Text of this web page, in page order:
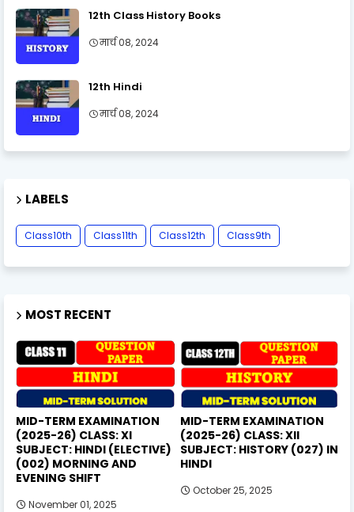
12th Class History Books
मार्च 08, 2024
12th Hindi
मार्च 08, 2024
LABELS
Class10th Class11th Class12th Class9th
MOST RECENT
MID-TERM EXAMINATION
(2025-26) CLASS: XI
SUBJECT: HINDI (ELECTIVE)
(002) MORNING AND
EVENING SHIFT
November 01, 2025
MID-TERM EXAMINATION
(2025-26) CLASS: XII
SUBJECT: HISTORY (027) IN
HINDI
October 25, 2025